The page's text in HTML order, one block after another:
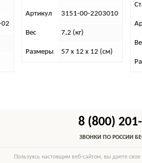
3151-00-2203010
7,2 (кг)
57 х 12 х 12 (см)
7 596
8 (800)
ЗВОНКИ ПО РОССИИ
Пользуясь настоящим веб-сайтом, вы даете свое